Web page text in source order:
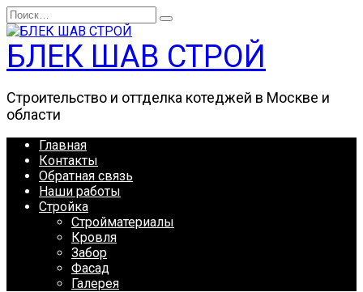
Перейти
к
содержанию
Search
for:
БЛЕК ШАВ СТРОЙ
Строительство и оттделка котеджей в Москве и
области
Главная
Контакты
Обратная связь
Наши работы
Стройка
Стройматериалы
Кровля
Забор
Фасад
Галерея